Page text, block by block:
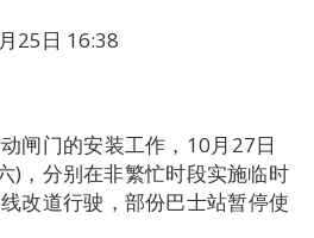
25日 16:38
闸门的安装工作，10月27日
)，分别在非繁忙时段实施临时
改道行驶，部份巴士站暂停使